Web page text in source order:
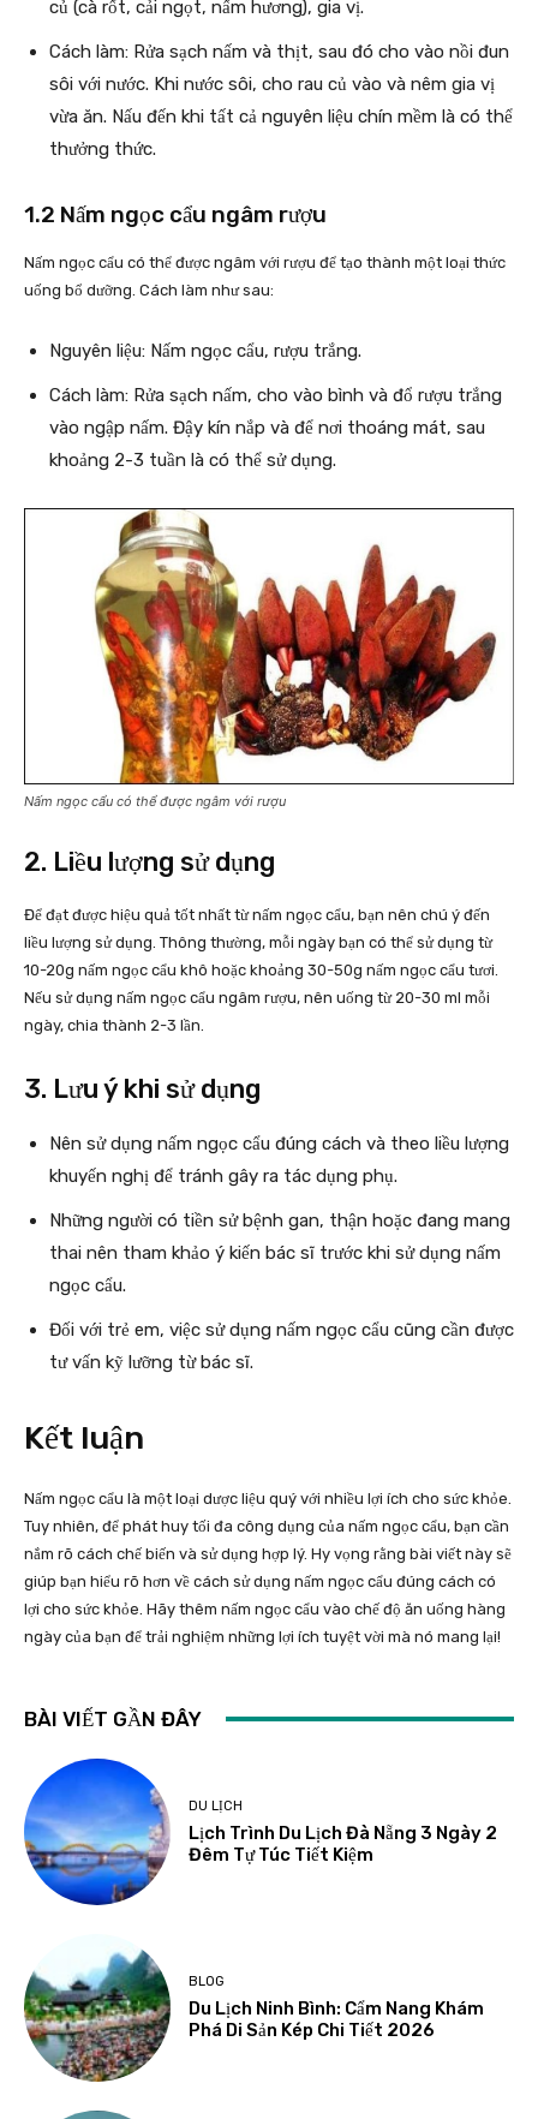
củ (cà rốt, cải ngọt, nấm hương), gia vị.
Cách làm: Rửa sạch nấm và thịt, sau đó cho vào nồi đun
sôi với nước. Khi nước sôi, cho rau củ vào và nêm gia vị
vừa ăn. Nấu đến khi tất cả nguyên liệu chín mềm là có thể
thưởng thức.
1.2 Nấm ngọc cẩu ngâm rượu
Nấm ngọc cẩu có thể được ngâm với rượu để tạo thành một loại thức
uống bổ dưỡng. Cách làm như sau:
Nguyên liệu: Nấm ngọc cẩu, rượu trắng.
Cách làm: Rửa sạch nấm, cho vào bình và đổ rượu trắng
vào ngập nấm. Đậy kín nắp và để nơi thoáng mát, sau
khoảng 2-3 tuần là có thể sử dụng.
Nấm ngọc cẩu có thể được ngâm với rượu
2. Liều lượng sử dụng
Để đạt được hiệu quả tốt nhất từ nấm ngọc cẩu, bạn nên chú ý đến
liều lượng sử dụng. Thông thường, mỗi ngày bạn có thể sử dụng từ
10-20g nấm ngọc cẩu khô hoặc khoảng 30-50g nấm ngọc cẩu tươi.
Nếu sử dụng nấm ngọc cẩu ngâm rượu, nên uống từ 20-30 ml mỗi
ngày, chia thành 2-3 lần.
3. Lưu ý khi sử dụng
Nên sử dụng nấm ngọc cẩu đúng cách và theo liều lượng
khuyến nghị để tránh gây ra tác dụng phụ.
Những người có tiền sử bệnh gan, thận hoặc đang mang
thai nên tham khảo ý kiến bác sĩ trước khi sử dụng nấm
ngọc cẩu.
Đối với trẻ em, việc sử dụng nấm ngọc cẩu cũng cần được
tư vấn kỹ lưỡng từ bác sĩ.
Kết luận
Nấm ngọc cẩu là một loại dược liệu quý với nhiều lợi ích cho sức khỏe.
Tuy nhiên, để phát huy tối đa công dụng của nấm ngọc cẩu, bạn cần
nắm rõ cách chế biến và sử dụng hợp lý. Hy vọng rằng bài viết này sẽ
giúp bạn hiểu rõ hơn về cách sử dụng nấm ngọc cẩu đúng cách có
lợi cho sức khỏe. Hãy thêm nấm ngọc cẩu vào chế độ ăn uống hàng
ngày của bạn để trải nghiệm những lợi ích tuyệt vời mà nó mang lại!
BÀI VIẾT GẦN ĐÂY
DU LỊCH
Lịch Trình Du Lịch Đà Nẵng 3 Ngày 2
Đêm Tự Túc Tiết Kiệm
BLOG
Du Lịch Ninh Bình: Cẩm Nang Khám
Phá Di Sản Kép Chi Tiết 2026